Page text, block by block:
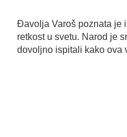
Đavolja Varoš poznata je
retkost u svetu. Narod je
dovoljno ispitali kako ova